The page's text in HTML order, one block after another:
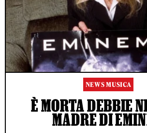
NEWS MUSICA
È MORTA DEBBIE
MADRE DI